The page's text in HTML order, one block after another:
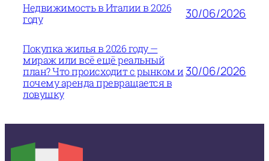
Недвижимость в Италии в 2026
году
30/06/2026
Покупка жилья в 2026 году —
мираж или всё ещё реальный
план? Что происходит с рынком и
почему аренда превращается в
ловушку
30/06/2026